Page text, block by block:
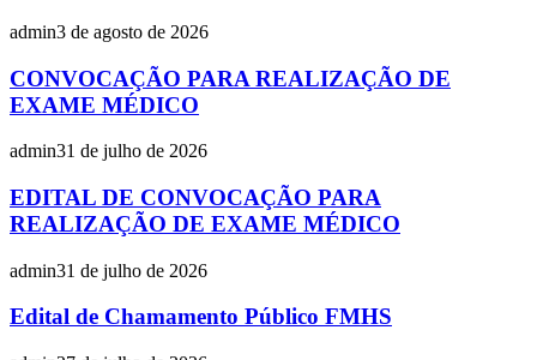
admin3 de agosto de 2026
CONVOCAÇÃO PARA REALIZAÇÃO DE
EXAME MÉDICO
admin31 de julho de 2026
EDITAL DE CONVOCAÇÃO PARA
REALIZAÇÃO DE EXAME MÉDICO
admin31 de julho de 2026
Edital de Chamamento Público FMHS